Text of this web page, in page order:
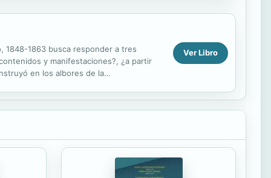
1848-1863 busca responder a tres
y manifestaciones?, ¿a partir
en los albores de la
Ver Libro